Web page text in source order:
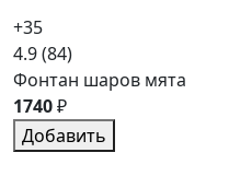
+35
4.9(84)
Фонтан шаров мята
1740₽
Добавить